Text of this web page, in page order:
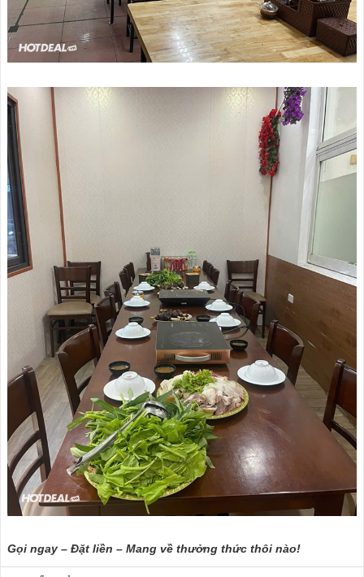
Gọi ngay – Đặt liền – Mang về thưởng thức thôi nào!